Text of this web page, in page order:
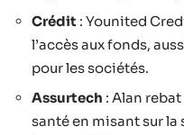
Crédit : Younited
l’accès aux fonds,
pour les sociétés.
Assurtech : Alan
santé en misant sur